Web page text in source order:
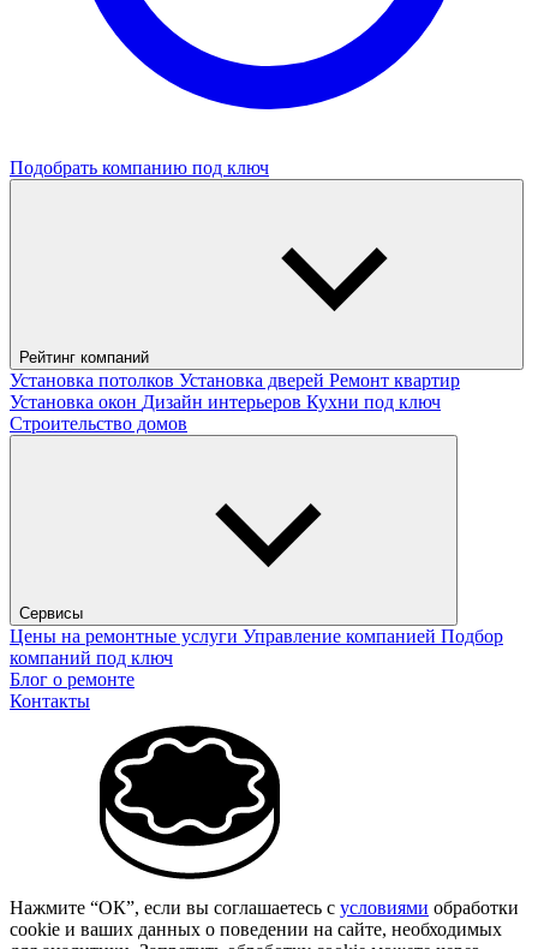
Подобрать компанию под ключ
Рейтинг компаний
Установка потолков Установка дверей Ремонт квартир
Установка окон Дизайн интерьеров Кухни под ключ
Строительство домов
Сервисы
Цены на ремонтные услуги Управление компанией Подбор
компаний под ключ
Блог о ремонте
Контакты
Нажмите “ОК”, если вы соглашаетесь с условиями обработки
cookie и ваших данных о поведении на сайте, необходимых